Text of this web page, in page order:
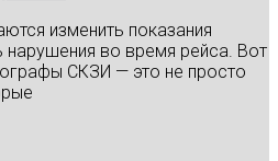
изменить показания
нарушения во время рейса. Вот
СКЗИ — это не просто